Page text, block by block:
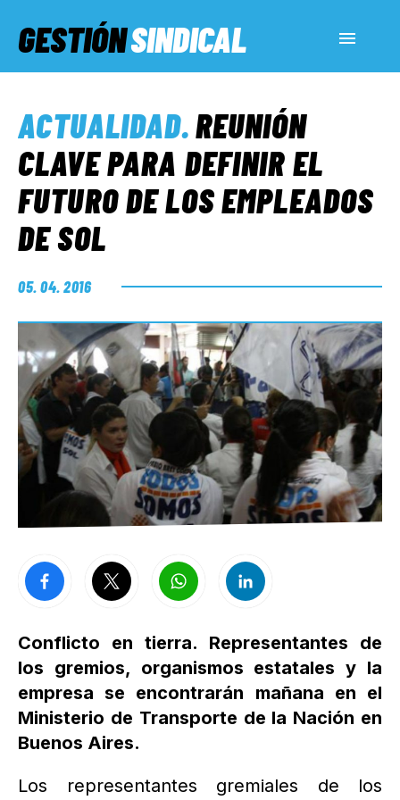
GESTIÓNSINDICAL
SERVICIOS SOCIALES
INFORMES ESPECIALES
FUERA DE MEGÁFONO
EL LADO «G»
ACTUALIDAD.REUNIÓN
CLAVE PARA DEFINIR EL
FUTURO DE LOS EMPLEADOS
DE SOL
05. 04. 2016
Conflicto en tierra. Representantes de
los gremios, organismos estatales y la
empresa se encontrarán mañana en el
Ministerio de Transporte de la Nación en
Buenos Aires.
Los representantes gremiales de los